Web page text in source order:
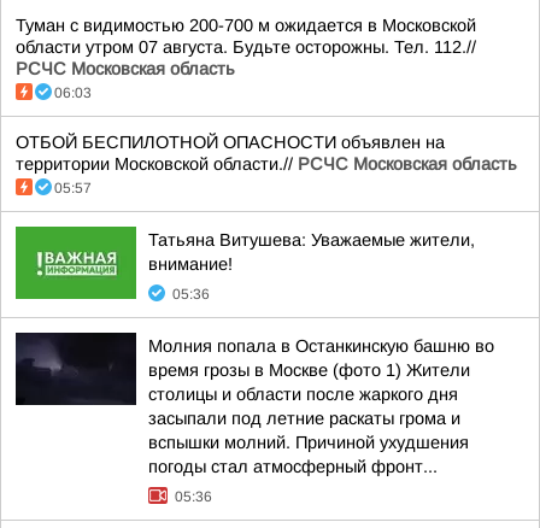
Туман с видимостью 200-700 м ожидается в Московской
области утром 07 августа. Будьте осторожны. Тел. 112.//
РСЧС Московская область
06:03
ОТБОЙ БЕСПИЛОТНОЙ ОПАСНОСТИ объявлен на
территории Московской области.// РСЧС Московская область
05:57
Татьяна Витушева: Уважаемые жители,
внимание!
05:36
Молния попала в Останкинскую башню во
время грозы в Москве (фото 1) Жители
столицы и области после жаркого дня
засыпали под летние раскаты грома и
вспышки молний. Причиной ухудшения
погоды стал атмосферный фронт...
05:36